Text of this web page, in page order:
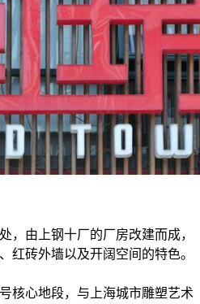
，由上钢十厂的厂房改建而成，
红砖外墙以及开阔空间的特色。
核心地段，与上海城市雕塑艺术